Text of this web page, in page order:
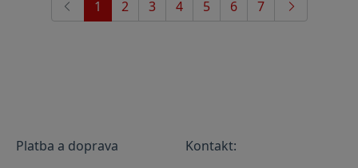
1 2 3 4 5 6 7
Platba a doprava
Kontakt: